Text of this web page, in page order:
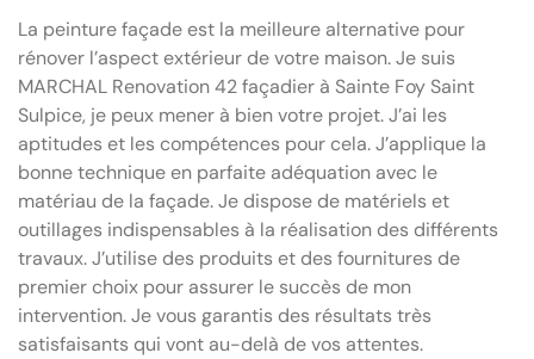
La peinture façade est la meilleure alternative pour
rénover l’aspect extérieur de votre maison. Je suis
MARCHAL Renovation 42 façadier à Sainte Foy Saint
Sulpice, je peux mener à bien votre projet. J’ai les
aptitudes et les compétences pour cela. J’applique la
bonne technique en parfaite adéquation avec le
matériau de la façade. Je dispose de matériels et
outillages indispensables à la réalisation des différents
travaux. J’utilise des produits et des fournitures de
premier choix pour assurer le succès de mon
intervention. Je vous garantis des résultats très
satisfaisants qui vont au-delà de vos attentes.